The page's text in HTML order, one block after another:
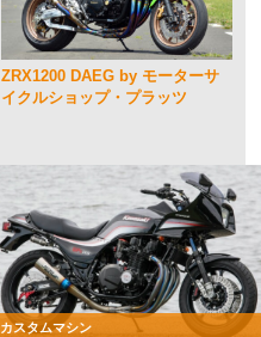
ZRX1200 DAEG by モーターサ
イクルショップ・プラッツ
カスタムマシン